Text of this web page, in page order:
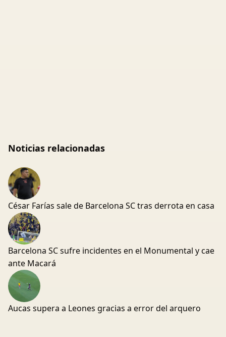
Noticias relacionadas
César Farías sale de Barcelona SC tras derrota en casa
Barcelona SC sufre incidentes en el Monumental y cae
ante Macará
Aucas supera a Leones gracias a error del arquero